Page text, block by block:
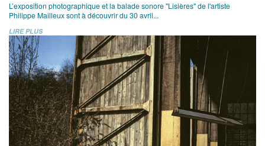
L’exposition photographique et la balade sonore "Lisières" de l'artiste
Philippe Mailleux sont à découvrir du 30 avril...
LIRE PLUS